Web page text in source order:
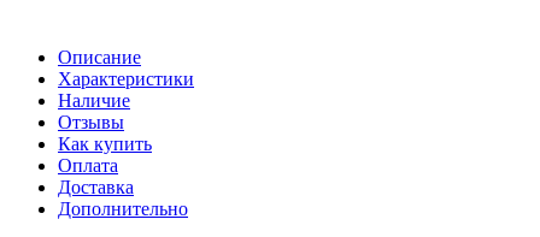
Описание
Характеристики
Наличие
Отзывы
Как купить
Оплата
Доставка
Дополнительно